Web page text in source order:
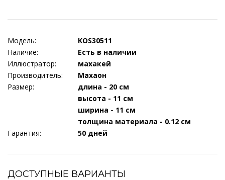
Модель:
KOS30511
Наличие:
Есть в наличии
Иллюстратор:
махакей
Производитель:
Махаон
Размер:
длина - 20 см
высота - 11 см
ширина - 11 см
толщина материала - 0.12 см
Гарантия:
50 дней
ДОСТУПНЫЕ ВАРИАНТЫ